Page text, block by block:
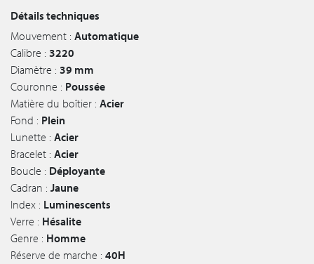
Détails techniques
Mouvement : Automatique
Calibre : 3220
Diamètre : 39 mm
Couronne : Poussée
Matière du boîtier : Acier
Fond : Plein
Lunette : Acier
Bracelet : Acier
Boucle : Déployante
Cadran : Jaune
Index : Luminescents
Verre : Hésalite
Genre : Homme
Réserve de marche : 40H